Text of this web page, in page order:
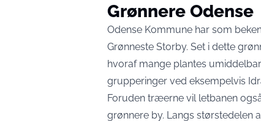
Grønnere Odense
Odense Kommune har som
Grønneste Storby. Set i dette
hvoraf mange plantes
grupperinger ved eksempelvis
Foruden træerne vil letbanen
grønnere by. Langs størstedelen